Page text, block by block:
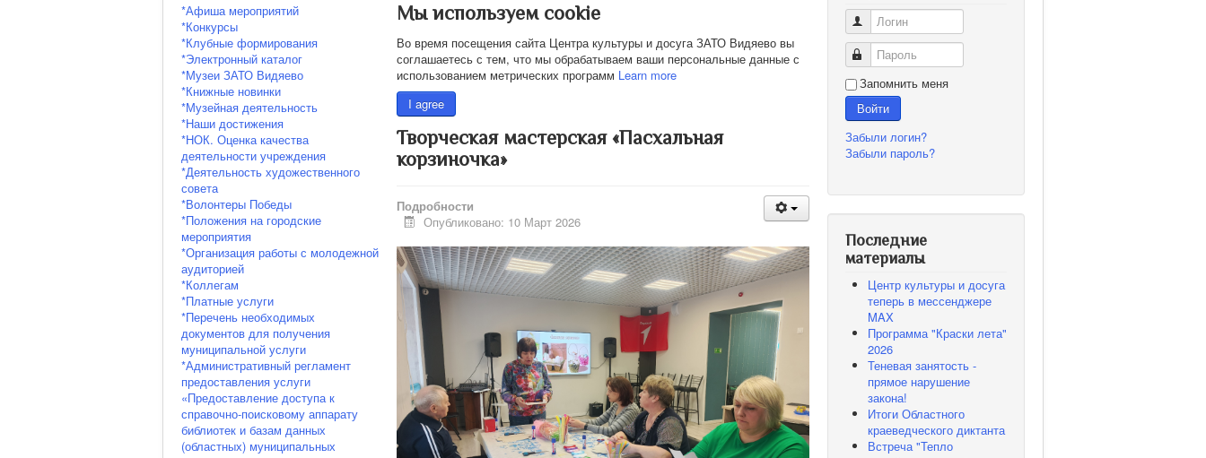
*Афиша мероприятий
*Конкурсы
*Клубные формирования
*Электронный каталог
*Музеи ЗАТО Видяево
*Книжные новинки
*Музейная деятельность
*Наши достижения
*НОК. Оценка качества
деятельности учреждения
*Деятельность художественного
совета
*Волонтеры Победы
*Положения на городские
мероприятия
*Организация работы с молодежной
аудиторией
*Коллегам
*Платные услуги
*Перечень необходимых
документов для получения
муниципальной услуги
*Административный регламент
предоставления услуги
«Предоставление доступа к
справочно-поисковому аппарату
библиотек и базам данных
(областных) муниципальных
Мы используем cookie
Во время посещения сайта Центра культуры и досуга ЗАТО Видяево вы
соглашаетесь с тем, что мы обрабатываем ваши персональные данные с
использованием метрических программ Learn more
I agree
Творческая мастерская «Пасхальная
корзиночка»
Подробности
Опубликовано: 10 Март 2026
Логин
Пароль
Запомнить меня
Войти
Забыли логин?
Забыли пароль?
Последние
материалы
Центр культуры и досуга
теперь в мессенджере
MAX
Программа "Краски лета"
2026
Теневая занятость -
прямое нарушение
закона!
Итоги Областного
краеведческого диктанта
Встреча "Тепло